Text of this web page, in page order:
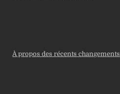
À propos des récents changements